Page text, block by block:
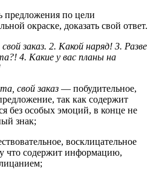
предложения по цели
окраске, доказать свой ответ.
заказ. 2. Какой наряд! 3. Разве
4. Какие у вас планы на
свой заказ — побудительное,
так как содержит
без особых эмоций, в конце не
знак;
восклицательное
что содержит информацию,